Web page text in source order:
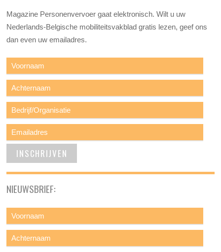
Magazine Personenvervoer gaat elektronisch. Wilt u uw
Nederlands-Belgische mobiliteitsvakblad gratis lezen, geef ons
dan even uw emailadres.
NIEUWSBRIEF: